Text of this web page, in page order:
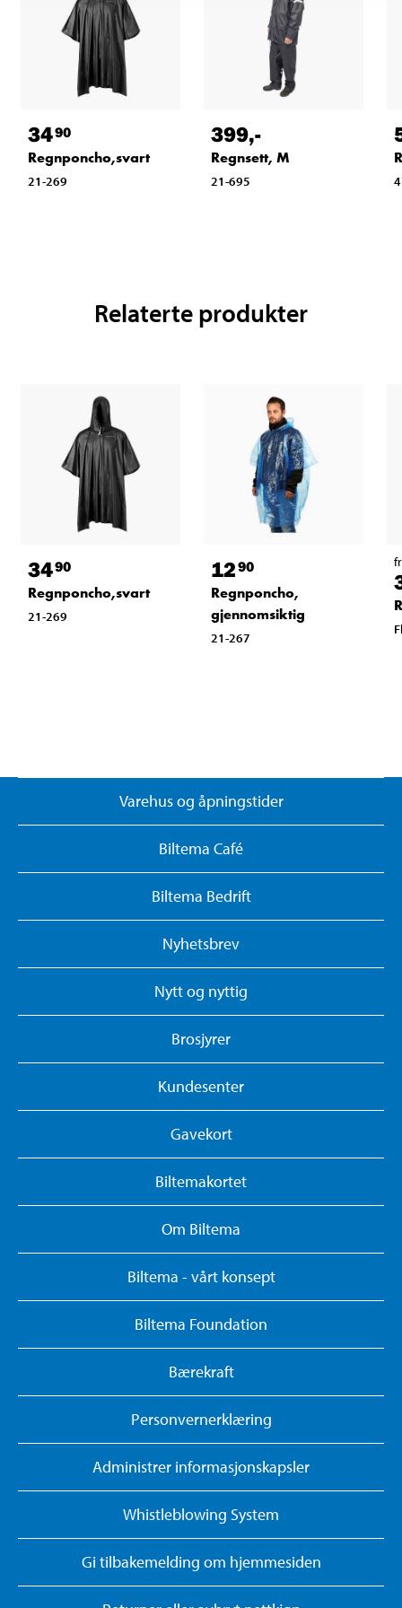
3490
Regnponcho,svart
21-269
399,-
Regnsett, M
21-695
Relaterte produkter
3490
Regnponcho,svart
21-269
1290
Regnponcho,
gjennomsiktig
21-267
Varehus og åpningstider
Biltema Café
Biltema Bedrift
Nyhetsbrev
Nytt og nyttig
Brosjyrer
Kundesenter
Gavekort
Biltemakortet
Om Biltema
Biltema - vårt konsept
Biltema Foundation
Bærekraft
Personvernerklæring
Administrer informasjonskapsler
Whistleblowing System
Gi tilbakemelding om hjemmesiden